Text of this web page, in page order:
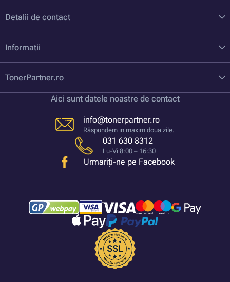
Detalii de contact
Informatii
TonerPartner.ro
Aici sunt datele noastre de contact
info@tonerpartner.ro
Răspundem in maxim doua zile.
031 630 8312
Lu-Vi 8:00 – 16:30
Urmariți-ne pe Facebook